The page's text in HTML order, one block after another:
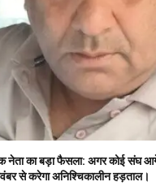
नेता का बड़ा फैसला: अगर कोई संघ
से करेगा अनिश्चिकालीन हड़ताल।